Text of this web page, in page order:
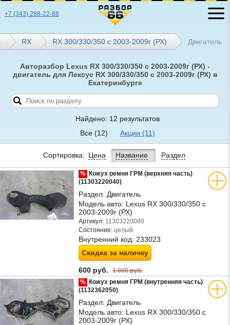
+7 (343) 288-22-88
RX RX 300/330/350 с 2003-2009г (РХ) Двигатель
Авторазбор Lexus RX 300/330/350 с 2003-2009г (РХ) -
двигатель для Лексус RX 300/330/350 с 2003-2009г (РХ) в
Екатеринбурге
Найдено: 12 результатов
Все (12) Акции (11)
Сортировка: Цена Название Раздел
% Кожух ремня ГРМ (верхняя часть)
(11303220040)
Раздел: Двигатель
Модель авто: Lexus RX 300/330/350 с
2003-2009г (РХ)
Артикул: 11303220040
Состояние: целый
Внутренний код: 233023
Скидка за наличку
600 руб. 1 000 руб.
% Кожух ремня ГРМ (внутренняя часть)
(1132362050)
Раздел: Двигатель
Модель авто: Lexus RX 300/330/350 с
2003-2009г (РХ)